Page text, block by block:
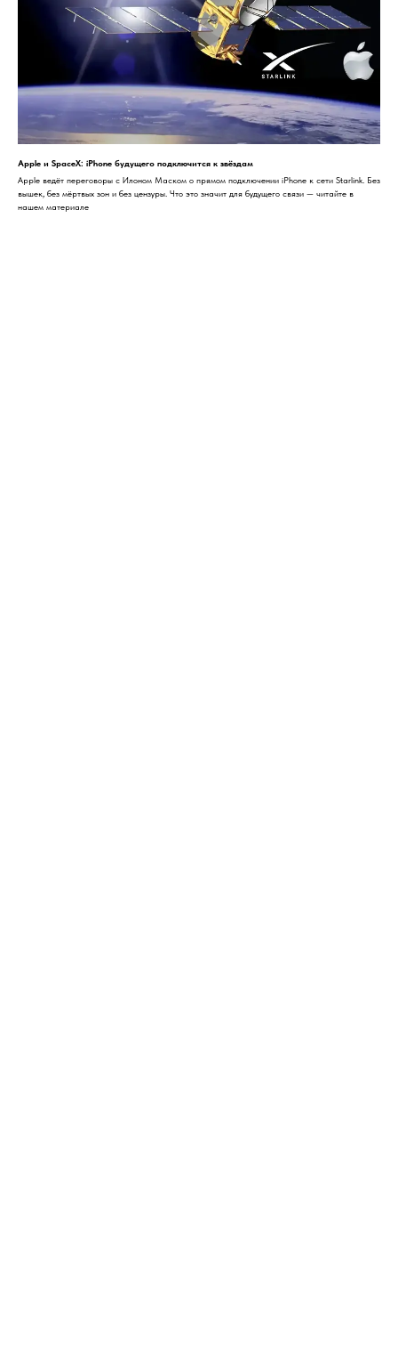
Apple и SpaceX: iPhone будущего подключится к звёздам
Apple ведёт переговоры с Илоном Маском о прямом подключении iPhone к сети Starlink. Без
вышек, без мёртвых зон и без цензуры. Что это значит для будущего связи — читайте в
нашем материале